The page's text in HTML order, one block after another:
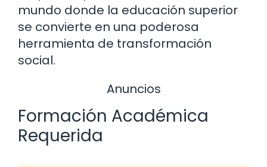
mundo donde la educación superior
se convierte en una poderosa
herramienta de transformación
social.
Anuncios
Formación Académica
Requerida